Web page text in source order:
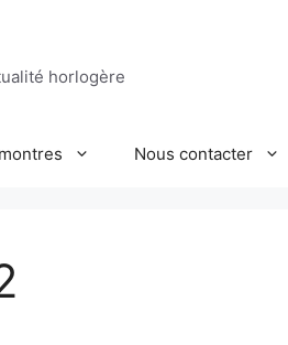
horlogère
Nous contacter